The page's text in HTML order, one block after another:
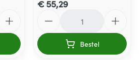
€ 55,29
Bestel